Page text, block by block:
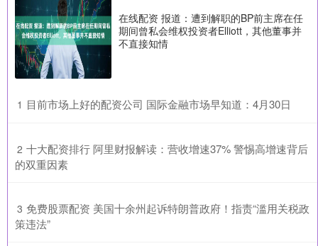
在线配资 报道：遭到解职的BP前主席在任
期间曾私会维权投资者Elliott，其他董事并
不直接知情
1 ​目前市场上好的配资公司 国际金融市场早知道：4月30日
2 ​十大配资排行 阿里财报解读：营收增速37% 警惕高增速背后
的双重因素
3 ​免费股票配资 美国十余州起诉特朗普政府！指责“滥用关税政
策违法”